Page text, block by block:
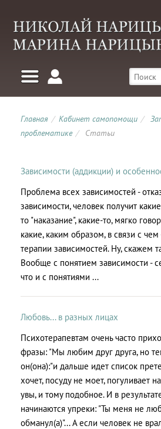
Главная / Кабинет самопомощи /
проблематике / Статьи
Зависимости (аддикции) и
Проблема всех зависимостей -
зависимости, человек получит
то "наказание", какие-то, мягко
какие, каким образом, в связи с
терапии зависимостей. Ну, скажем
Вообще с понятием зависимости -
что и с понятиями ...
Любовь... в разных лицах
Психотерапевтам очень часто
фразы: "Мы любим друг друга, но
он(она):"и дальше идет список
хочет, посуду не моет, погуливает
увы, и тому подобное. И в
начинаются упреки: "Ты меня не
обманул(а)"... А если человек не